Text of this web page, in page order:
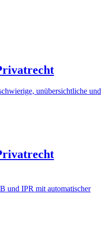
unübersichtliche und
und IPR mit automatischer